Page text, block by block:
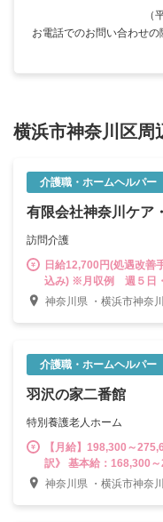
（
お電話でのお問い合わせ
横浜市神奈川区周
介護職・ホームヘルパー
有限会社神奈川ケア
訪問介護
日給12,700円(処遇改善
込み) ※月収例 週５日
神奈川県 ・横浜市神奈
介護職・ホームヘルパー
羽沢の家二番館
特別養護老人ホーム
【月給】198,300～
訳》 基本給：168,300
円/回 ※5回計算：25,000円 《別途支給》 ・調整手当
神奈川県 ・横浜市神奈